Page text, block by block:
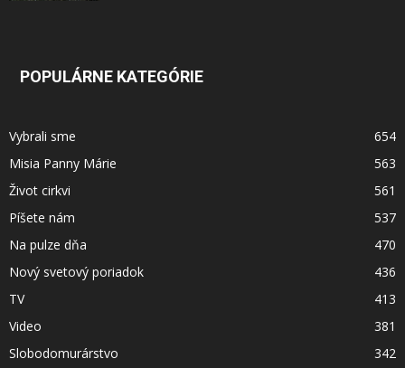
POPULÁRNE KATEGÓRIE
Vybrali sme
654
Misia Panny Márie
563
Život cirkvi
561
Píšete nám
537
Na pulze dňa
470
Nový svetový poriadok
436
TV
413
Video
381
Slobodomurárstvo
342